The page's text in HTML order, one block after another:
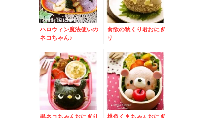
ハロウィン魔法使いの
ネコちゃん♪
食欲の秋くり君おにぎ
り
黒ネコちゃんおにぎり
桃色くまちゃんおにぎ